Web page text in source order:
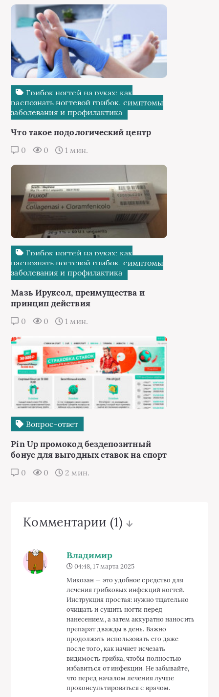
Грибок ногтей на руках: как
распознать ногтевой грибок, симптомы
заболевания и профилактика
Что такое подологический центр
0 0 1 мин.
Грибок ногтей на руках: как
распознать ногтевой грибок, симптомы
заболевания и профилактика
Мазь Ируксол, преимущества и
принцип действия
0 0 1 мин.
Вопрос-ответ
Pin Up промокод бездепозитный
бонус для выгодных ставок на спорт
0 0 2 мин.
Комментарии (1)
Владимир
04:48, 17 марта 2025
Микозан — это удобное средство для
лечения грибковых инфекций ногтей.
Инструкция простая: нужно тщательно
очищать и сушить ногти перед
нанесением, а затем аккуратно наносить
препарат дважды в день. Важно
продолжать использовать его даже
после того, как начнет исчезать
видимость грибка, чтобы полностью
избавиться от инфекции. Не забывайте,
что перед началом лечения лучше
проконсультироваться с врачом.